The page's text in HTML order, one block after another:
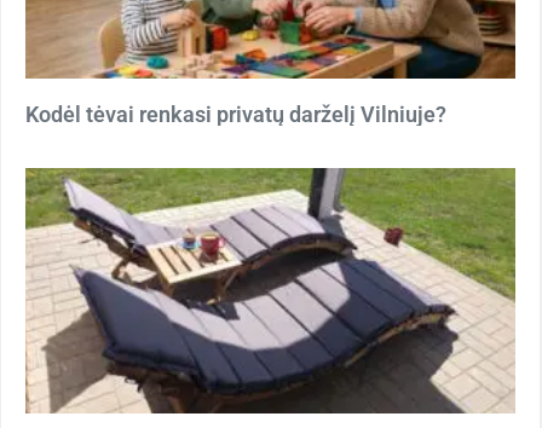
Kodėl tėvai renkasi privatų darželį Vilniuje?